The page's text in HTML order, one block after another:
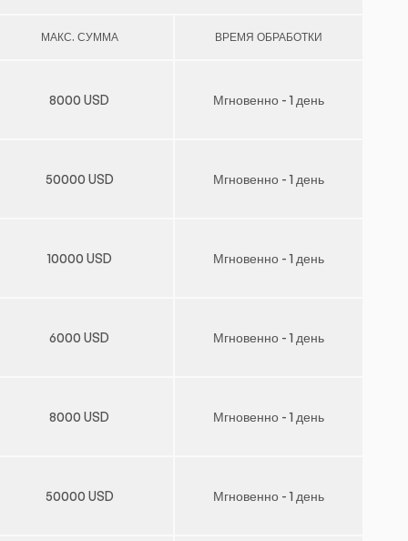
МАКС. СУММА ВРЕМЯ ОБРАБОТКИ
8000 USD Мгновенно - 1 день
50000 USD Мгновенно - 1 день
10000 USD Мгновенно - 1 день
6000 USD Мгновенно - 1 день
8000 USD Мгновенно - 1 день
50000 USD Мгновенно - 1 день